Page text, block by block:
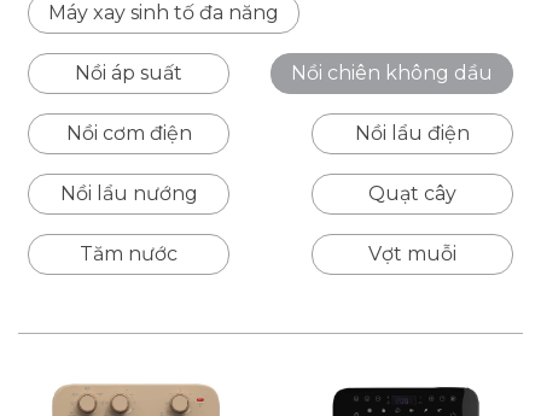
Máy xay sinh tố đa năng
Nồi áp suất Nồi chiên không dầu
Nồi cơm điện Nồi lẩu điện
Nồi lẩu nướng Quạt cây
Tăm nước Vợt muỗi